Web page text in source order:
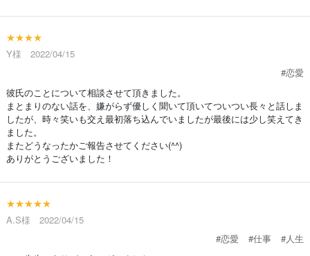
★★★★
Y様 2022/04/15
#恋愛
彼氏のことについて相談させて頂きました。
まとまりのない話を、嫌がらず優しく聞いて頂いてついつい長々と話しま
したが、時々笑いも交え最初落ち込んでいましたが最後には少し笑えてき
ました。
またどうなったかご報告させてください(^^)
ありがとうございました！
★★★★★
A.S様 2022/04/15
#恋愛
#仕事
#人生